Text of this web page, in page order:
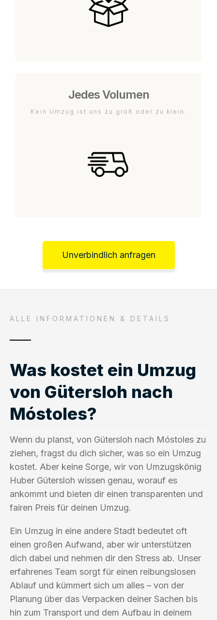
Jedes Volumen
Kein Umzug ist uns zu groß oder zu klein.
Unverbindlich anfragen
ALLE INFORMATIONEN & DETAILS
Was kostet ein Umzug
von Gütersloh nach
Móstoles?
Wenn du planst, von Gütersloh nach Móstoles zu
ziehen, fragst du dich sicher, was so ein Umzug
kostet. Aber keine Sorge, wir von Umzugskönig
Huber Gütersloh wissen genau, worauf es
ankommt und bieten dir einen transparenten und
fairen Preis für deinen Umzug.
Ein Umzug in eine andere Stadt bedeutet oft
einen großen Aufwand, aber wir unterstützen
dich dabei und nehmen dir den Stress ab. Unser
erfahrenes Team sorgt für einen reibungslosen
Ablauf und kümmert sich um alles – von der
Planung über das Verpacken deiner Sachen bis
hin zum Transport und dem Aufbau in deinem